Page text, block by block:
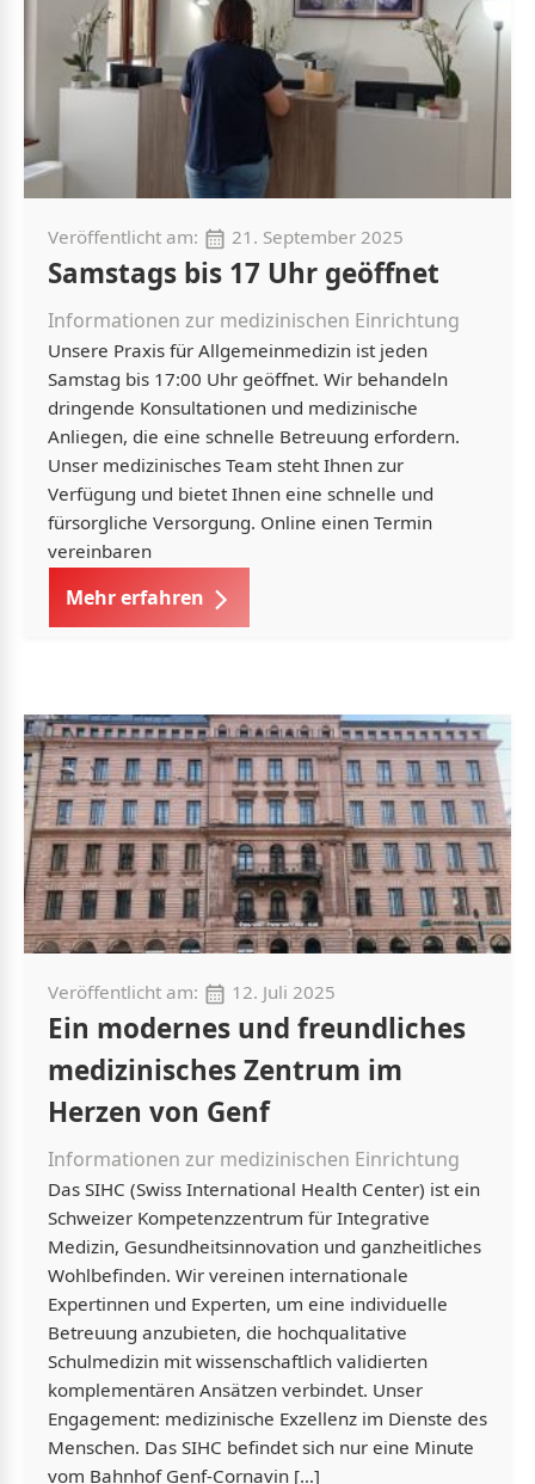
Veröffentlicht am: 21. September 2025
Samstags bis 17 Uhr geöffnet
Informationen zur medizinischen Einrichtung
Unsere Praxis für Allgemeinmedizin ist jeden
Samstag bis 17:00 Uhr geöffnet. Wir behandeln
dringende Konsultationen und medizinische
Anliegen, die eine schnelle Betreuung erfordern.
Unser medizinisches Team steht Ihnen zur
Verfügung und bietet Ihnen eine schnelle und
fürsorgliche Versorgung. Online einen Termin
vereinbaren
Mehr erfahren
Veröffentlicht am: 12. Juli 2025
Ein modernes und freundliches
medizinisches Zentrum im
Herzen von Genf
Informationen zur medizinischen Einrichtung
Das SIHC (Swiss International Health Center) ist ein
Schweizer Kompetenzzentrum für Integrative
Medizin, Gesundheitsinnovation und ganzheitliches
Wohlbefinden. Wir vereinen internationale
Expertinnen und Experten, um eine individuelle
Betreuung anzubieten, die hochqualitative
Schulmedizin mit wissenschaftlich validierten
komplementären Ansätzen verbindet. Unser
Engagement: medizinische Exzellenz im Dienste des
Menschen. Das SIHC befindet sich nur eine Minute
vom Bahnhof Genf-Cornavin […]